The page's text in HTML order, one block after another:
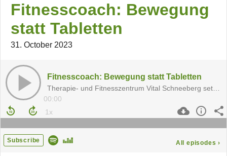
Fitnesscoach: Bewegung
statt Tabletten
31. October 2023
Fitnesscoach: Bewegung statt Tabletten
00:00
Subscribe All episodes ›